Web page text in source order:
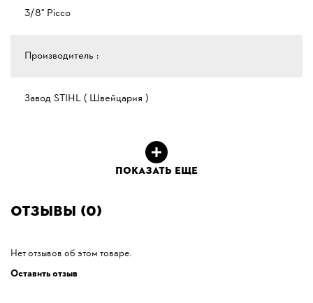
3/8" Рicco
Производитель :
Завод STIHL ( Швейцария )
ПОКАЗАТЬ ЕЩЕ
Отзывы (0)
Нет отзывов об этом товаре.
Оставить отзыв